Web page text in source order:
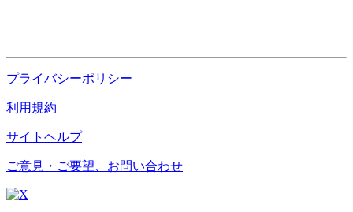
プライバシーポリシー
利用規約
サイトヘルプ
ご意見・ご要望、お問い合わせ